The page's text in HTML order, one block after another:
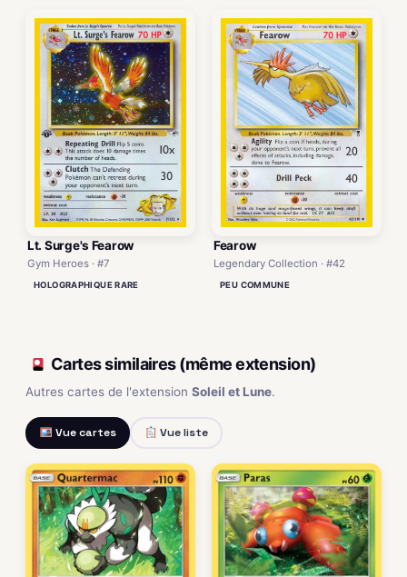
Lt. Surge's Fearow
Gym Heroes · #7
HOLOGRAPHIQUE RARE
Fearow
Legendary Collection · #42
PEU COMMUNE
Cartes similaires (même extension)
Autres cartes de l'extension Soleil et Lune.
Vue cartes Vue liste